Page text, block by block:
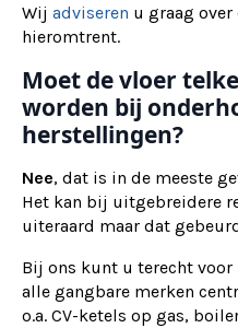
Wij adviseren u graag
hieromtrent.
Moet de vloer
worden bij
herstellingen?
Nee, dat is in de meeste
Het kan bij uitgebreidere
uiteraard maar dat
Bij ons kunt u terecht voor
alle gangbare merken
o.a. CV-ketels op gas,